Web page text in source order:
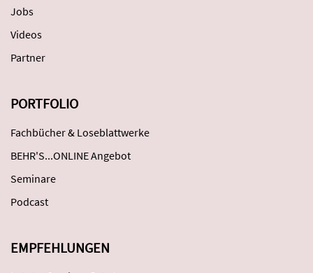
Jobs
Videos
Partner
PORTFOLIO
Fachbücher & Loseblattwerke
BEHR'S...ONLINE Angebot
Seminare
Podcast
EMPFEHLUNGEN